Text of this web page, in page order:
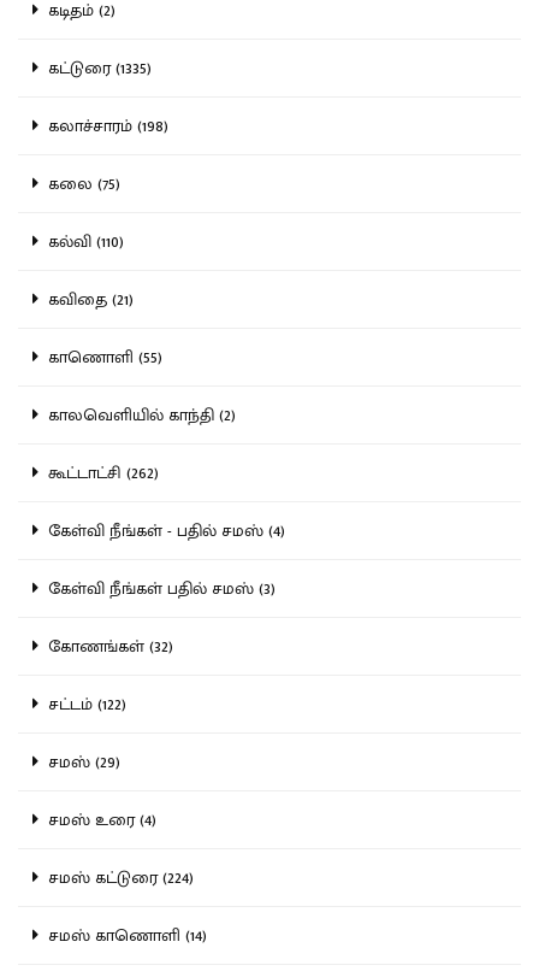
கடிதம் (2)
கட்டுரை (1335)
கலாச்சாரம் (198)
கலை (75)
கல்வி (110)
கவிதை (21)
காணொளி (55)
காலவெளியில் காந்தி (2)
கூட்டாட்சி (262)
கேள்வி நீங்கள் - பதில் சமஸ் (4)
கேள்வி நீங்கள் பதில் சமஸ் (3)
கோணங்கள் (32)
சட்டம் (122)
சமஸ் (29)
சமஸ் உரை (4)
சமஸ் கட்டுரை (224)
சமஸ் காணொளி (14)